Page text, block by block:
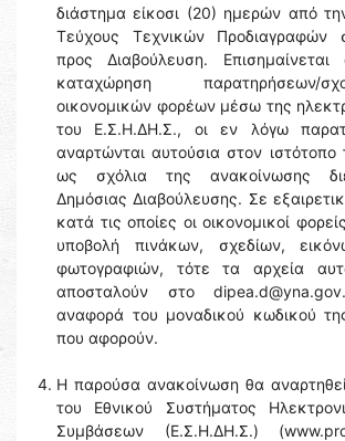
διάστημα είκοσι (20) ημερών από
Τεύχους Τεχνικών Προδιαγραφών
προς Διαβούλευση.
καταχώρηση παρατηρήσεων/
οικονομικών φορέων μέσω της
του Ε.Σ.Η.ΔΗ.Σ., οι εν λόγω
αναρτώνται αυτούσια στον
ως σχόλια της ανακοίνωσης
Δημόσιας Διαβούλευσης. Σε
κατά τις οποίες οι οικονομικοί
υποβολή πινάκων, σχεδίων,
φωτογραφιών, τότε τα αρχεία
αποσταλούν στο
αναφορά του μοναδικού κωδικού
που αφορούν.
Η παρούσα ανακοίνωση θα
του Εθνικού Συστήματος
Συμβάσεων (Ε.Σ.Η.ΔΗ.Σ.)